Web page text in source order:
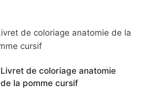
Livret de coloriage anatomie
de la pomme cursif